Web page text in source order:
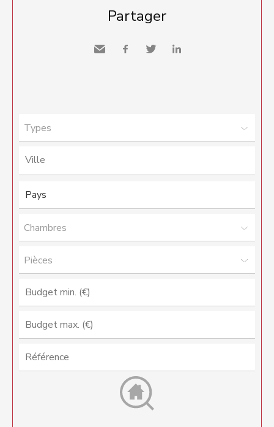
Partager
Types
Chambres
Pièces